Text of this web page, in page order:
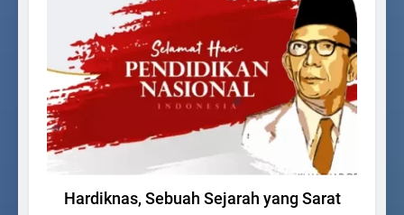
Hardiknas, Sebuah Sejarah yang Sarat